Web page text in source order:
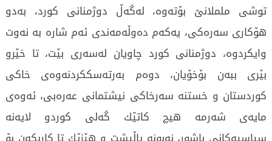
توشی‌ ململانێ بۆته‌وه‌، له‌گه‌ڵ دوژمنانی‌ كورد، به‌دو
هۆكاری‌ سه‌ره‌كی‌، یه‌كه‌م ده‌وڵه‌مه‌ندی‌ ئه‌م شاره‌ به‌ نه‌وت
وایكردوه‌، دوژمنانی‌ كورد چاویان له‌سه‌ری‌ بێت، تا خێرو
بێری‌ ببه‌ن بۆخۆیان، دوه‌م به‌رته‌سككردنه‌وه‌ی‌ خاكی‌
كوردستان و خستنه‌ سه‌رخاكی‌ نیشتمانی‌ عه‌ره‌بی‌، ئه‌وه‌ی‌
مایه‌ی‌ شه‌رمه‌ هیچ كاتێك گه‌لی‌ كوردو لایه‌نه‌